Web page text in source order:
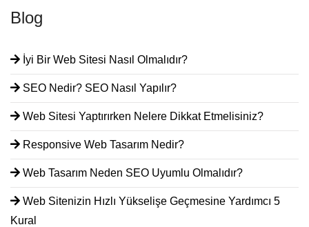
Blog
İyi Bir Web Sitesi Nasıl Olmalıdır?
SEO Nedir? SEO Nasıl Yapılır?
Web Sitesi Yaptırırken Nelere Dikkat Etmelisiniz?
Responsive Web Tasarım Nedir?
Web Tasarım Neden SEO Uyumlu Olmalıdır?
Web Sitenizin Hızlı Yükselişe Geçmesine Yardımcı 5
Kural